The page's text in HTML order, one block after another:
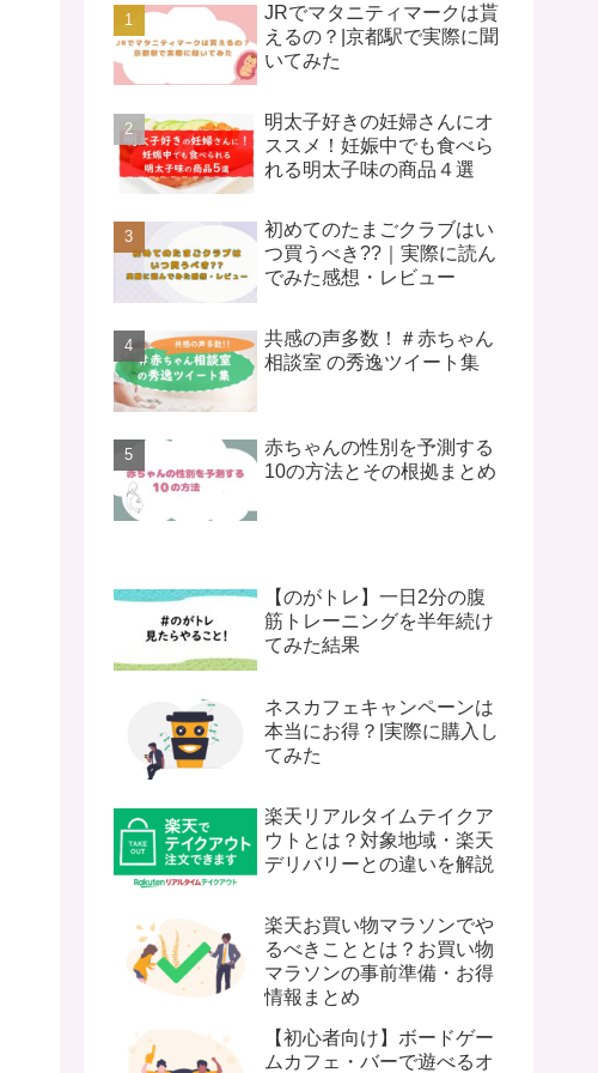
JRでマタニティマークは貰
えるの？|京都駅で実際に聞
いてみた
明太子好きの妊婦さんにオ
ススメ！妊娠中でも食べら
れる明太子味の商品４選
初めてのたまごクラブはい
つ買うべき??｜実際に読ん
でみた感想・レビュー
共感の声多数！＃赤ちゃん
相談室 の秀逸ツイート集
赤ちゃんの性別を予測する
10の方法とその根拠まとめ
【のがトレ】一日2分の腹
筋トレーニングを半年続け
てみた結果
ネスカフェキャンペーンは
本当にお得？|実際に購入し
てみた
楽天リアルタイムテイクア
ウトとは？対象地域・楽天
デリバリーとの違いを解説
楽天お買い物マラソンでや
るべきこととは？お買い物
マラソンの事前準備・お得
情報まとめ
【初心者向け】ボードゲー
ムカフェ・バーで遊べるオ